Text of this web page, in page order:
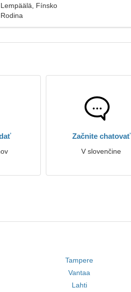
Lempäälä, Fínsko
Rodina
Začnite chatovať
V slovenčine
Tampere
Vantaa
Lahti